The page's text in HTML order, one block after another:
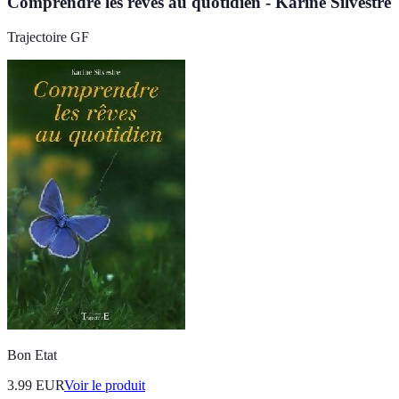
Trajectoire GF
Bon Etat
3.99 EURVoir le produit